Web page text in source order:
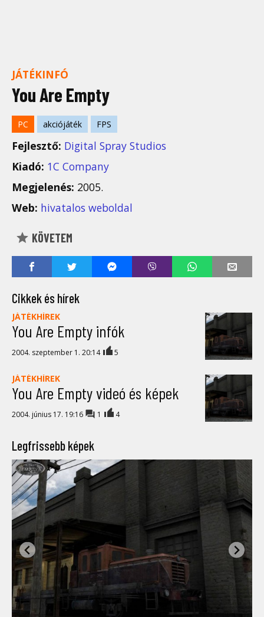
JÁTÉKINFÓ
You Are Empty
PC akciójáték FPS
Fejlesztő: Digital Spray Studios
Kiadó: 1C Company
Megjelenés: 2005.
Web: hivatalos weboldal
KÖVETEM
Cikkek és hírek
JÁTÉKHÍREK
You Are Empty infók
2004. szeptember 1. 20:14 5
JÁTÉKHÍREK
You Are Empty videó és képek
2004. június 17. 19:16 1 4
Legfrissebb képek